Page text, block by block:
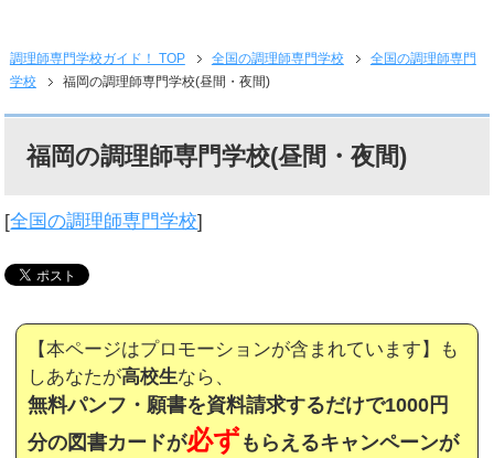
調理師専門学校ガイド！ TOP 全国の調理師専門学校
全国の調理師専門
学校
福岡の調理師専門学校(昼間・夜間)
福岡の調理師専門学校(昼間・夜間)
[全国の調理師専門学校]
【本ページはプロモーションが含まれています】も
しあなたが高校生なら、
無料パンフ・願書を資料請求するだけで1000円
分の図書カードが必ずもらえるキャンペーンが